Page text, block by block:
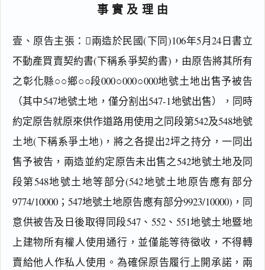
事實及理由
壹、原告主張：兩造於民國(下同)106年5月24日書立
不動產買賣契約書(下稱系爭契約書)，由原告將其所有
之彰化縣○○鄉○○段000○000○000地號土地出售予被告
（其中547地號土地，僅分割出547-1地號出售），同時
約定原告就原來供作道路用使用之同段第542及548地號
土地(下稱系爭土地)，將之各提出2坪之持分，一同出
售予被告，兩造並約定原告未出售之542地號土地及同
段第548地號土地等部分(542地號土地原告應有部分
9774/10000；547地號土地原告應有部分9923/10000)，同
意供被告及日後取得同段547、552、551地號土地暨地
上建物所有權人使用通行，並僅能等待徵收，不得轉
賣給他人作私人使用。為確保原告履行上開承諾，兩